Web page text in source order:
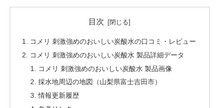
目次
コメリ 刺激強めのおいしい炭酸水の口コミ・レビュー
コメリ 刺激強めのおいしい炭酸水 製品詳細データ
コメリ 刺激強めのおいしい炭酸水 製品画像
採水地周辺の地図（山梨県富士吉田市）
情報更新履歴